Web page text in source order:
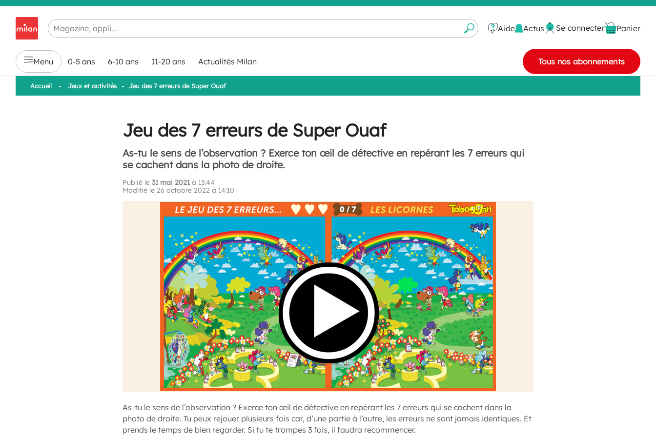
Chargement en cours...
Aide Actus Se connecter Panier
Menu 0-5 ans 6-10 ans 11-20 ans Actualités Milan Tous nos abonnements
Accueil - Jeux et activités - Jeu des 7 erreurs de Super Ouaf
Jeu des 7 erreurs de Super Ouaf
As-tu le sens de l’observation ? Exerce ton œil de détective en repérant les 7 erreurs qui
se cachent dans la photo de droite.
Publié le 31 mai 2021 à 13:44
Modifié le 26 octobre 2022 à 14:10
As-tu le sens de l’observation ? Exerce ton œil de détective en repérant les 7 erreurs qui se cachent dans la
photo de droite. Tu peux rejouer plusieurs fois car, d’une partie à l’autre, les erreurs ne sont jamais identiques. Et
prends le temps de bien regarder. Si tu te trompes 3 fois, il faudra recommencer.